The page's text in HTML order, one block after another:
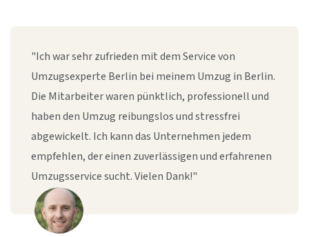
"Ich war sehr zufrieden mit dem Service von
Umzugsexperte Berlin bei meinem Umzug in Berlin.
Die Mitarbeiter waren pünktlich, professionell und
haben den Umzug reibungslos und stressfrei
abgewickelt. Ich kann das Unternehmen jedem
empfehlen, der einen zuverlässigen und erfahrenen
Umzugsservice sucht. Vielen Dank!"